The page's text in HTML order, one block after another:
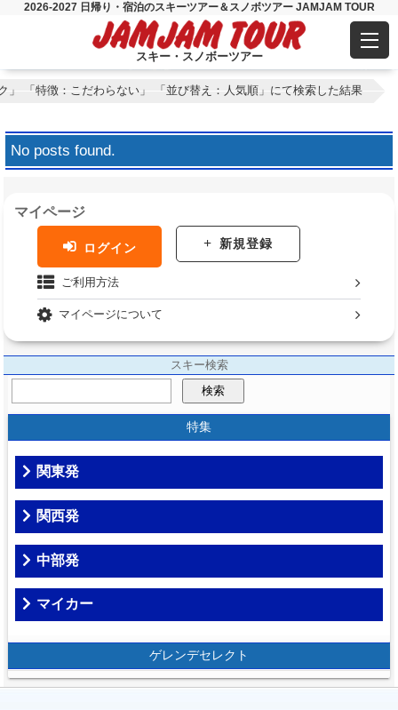
2026-2027 日帰り・宿泊のスキーツアー＆スノボツアー JAMJAM TOUR
スキー・スノボーツアー
「特徴：こだわらない」 「並び替え：人気順」にて検索した結果
No posts found.
マイページ
ログイン 新規登録
ご利用方法
マイページについて
スキー検索
検索
特集
関東発
関西発
中部発
マイカー
ゲレンデセレクト